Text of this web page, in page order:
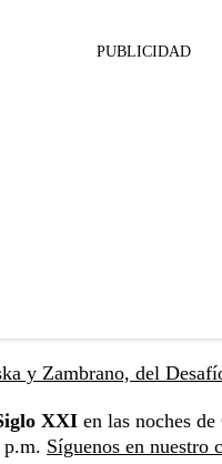
PUBLICIDAD
y Zambrano, del
XXI en las noches
p.m. Síguenos en nuestro